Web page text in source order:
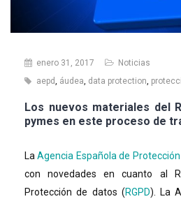
enero 31, 2017
Noticias
aepd, áudea, data protection,
Los nuevos materiales del
pymes en este proceso de
LaAgencia Española de
con novedades en cuanto al
Protección de datos (RGPD). La